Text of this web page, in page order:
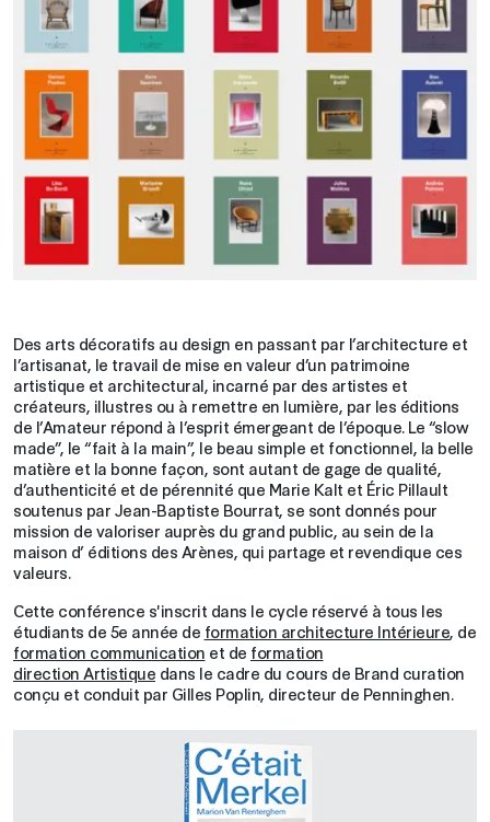
Des arts décoratifs au design en passant par l’architecture et
l’artisanat, le travail de mise en valeur d’un patrimoine
artistique et architectural, incarné par des artistes et
créateurs, illustres ou à remettre en lumière, par les éditions
de l’Amateur répond à l’esprit émergeant de l’époque. Le “slow
made”, le “fait à la main”, le beau simple et fonctionnel, la belle
matière et la bonne façon, sont autant de gage de qualité,
d’authenticité et de pérennité que Marie Kalt et Éric Pillault
soutenus par Jean-Baptiste Bourrat, se sont donnés pour
mission de valoriser auprès du grand public, au sein de la
maison d’ éditions des Arènes, qui partage et revendique ces
valeurs.
Cette conférence s'inscrit dans le cycle réservé à tous les
étudiants de 5e année de formation architecture Intérieure, de
formation communication et de formation
direction Artistique dans le cadre du cours de Brand curation
conçu et conduit par Gilles Poplin, directeur de Penninghen.